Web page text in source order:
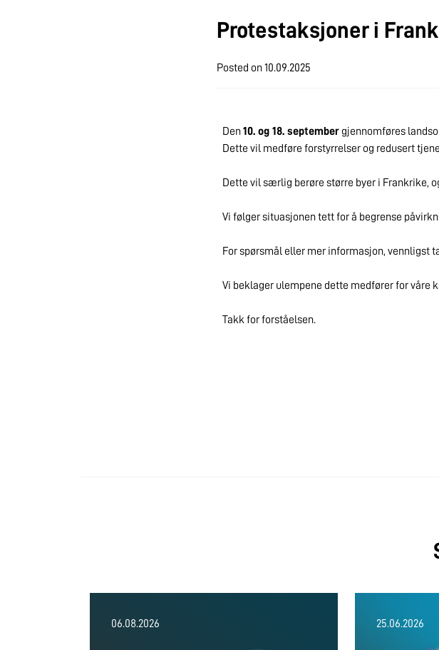
Protestaksjoner i
Posted on10.09.2025
Den10. og 18. september gjennomføres
Dette vil medføre forstyrrelser og redusert
Dette vil særlig berøre større byer i Frankrike,
Vi følger situasjonen tett for å begrense
For spørsmål eller mer informasjon, vennligst
Vi beklager ulempene dette medfører for våre
Takk for forståelsen.
06.08.2026 25.06.2026